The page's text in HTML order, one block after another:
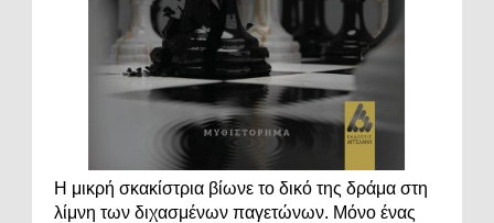
Η μικρή σκακίστρια βίωνε το δικό της δράμα στη
λίμνη των διχασμένων παγετώνων. Μόνο ένας